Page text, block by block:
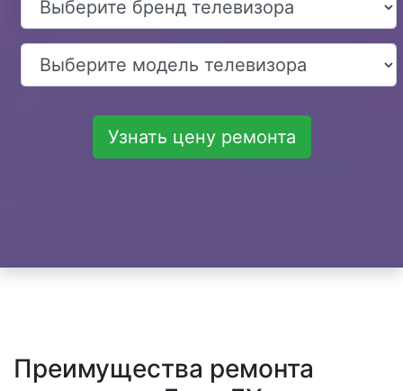
Узнать цену ремонта
Преимущества ремонта